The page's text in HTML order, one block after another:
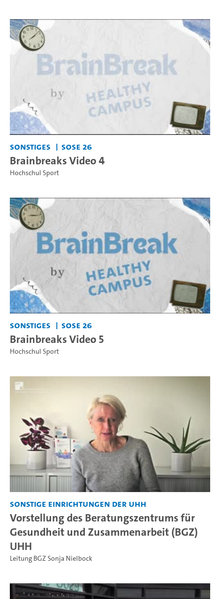
Sonstiges SoSe 26
Brainbreaks Video 4
Hochschul Sport
Sonstiges SoSe 26
Brainbreaks Video 5
Hochschul Sport
Sonstige Einrichtungen der UHH
Vorstellung des Beratungszentrums für
Gesundheit und Zusammenarbeit (BGZ)
UHH
Leitung BGZ Sonja Nielbock